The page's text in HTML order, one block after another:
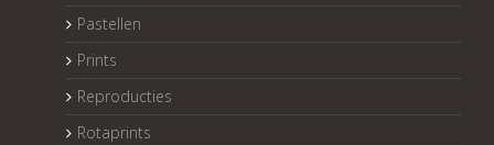
Pastellen
Prints
Reproducties
Rotaprints